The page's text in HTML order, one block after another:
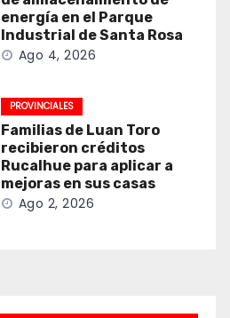
energía en el Parque
Industrial de Santa Rosa
Ago 4, 2026
PROVINCIALES
Familias de Luan Toro
recibieron créditos
Rucalhue para aplicar a
mejoras en sus casas
Ago 2, 2026